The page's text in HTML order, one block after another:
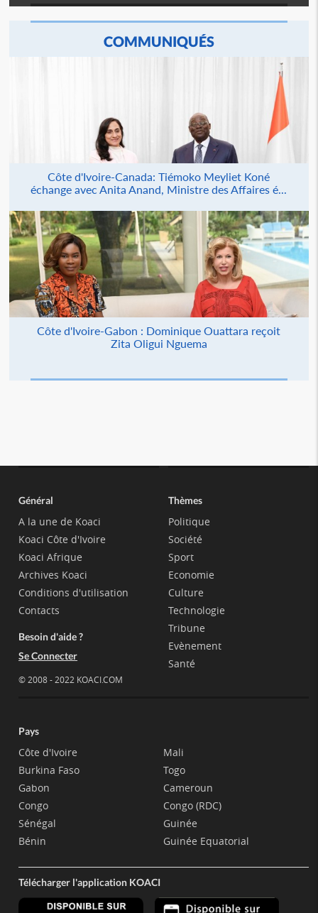
COMMUNIQUÉS
Côte d'Ivoire-Canada: Tiémoko Meyliet Koné
échange avec Anita Anand, Ministre des Affaires é...
Côte d'Ivoire-Gabon : Dominique Ouattara reçoit
Zita Oligui Nguema
Général
A la une de Koaci
Koaci Côte d'Ivoire
Koaci Afrique
Archives Koaci
Conditions d'utilisation
Contacts
Besoin d'aide ?
Se Connecter
© 2008 - 2022 KOACI.COM
Thèmes
Politique
Société
Sport
Economie
Culture
Technologie
Tribune
Evènement
Santé
Pays
Côte d'Ivoire
Burkina Faso
Gabon
Congo
Sénégal
Bénin
Mali
Togo
Cameroun
Congo (RDC)
Guinée
Guinée Equatorial
Télécharger l'application KOACI